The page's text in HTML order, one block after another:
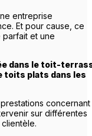
entreprise
Et pour cause, ce
et une
dans le toit-
toits plats dans les
concernant
sur différentes